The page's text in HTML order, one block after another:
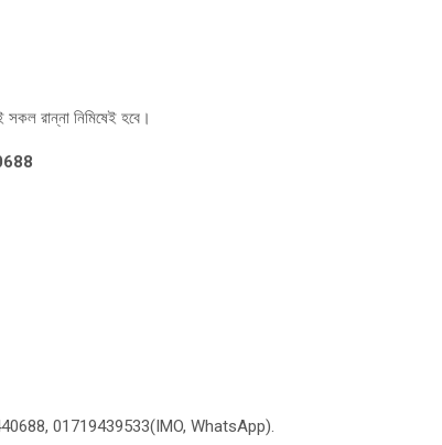
সকল রান্না নিমিষেই হবে।
01719439533(IMO, WhatsApp).